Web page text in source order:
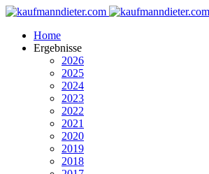
Home
Ergebnisse
2026
2025
2024
2023
2022
2021
2020
2019
2018